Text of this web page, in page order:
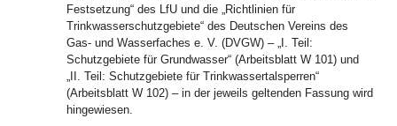
Festsetzung“ des LfU und die „Richtlinien für
Trinkwasserschutzgebiete“ des Deutschen Vereins des
Gas- und Wasserfaches e. V. (DVGW) – „I. Teil:
Schutzgebiete für Grundwasser“ (Arbeitsblatt W 101) und
„II. Teil: Schutzgebiete für Trinkwassertalsperren“
(Arbeitsblatt W 102) – in der jeweils geltenden Fassung wird
hingewiesen.